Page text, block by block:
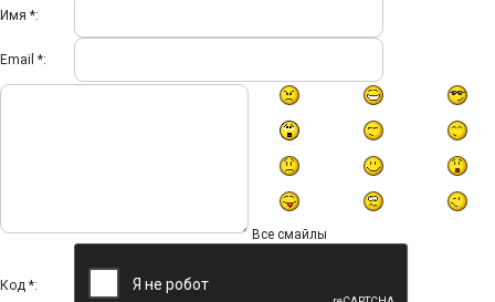
Имя *:
Email *:
Все смайлы
Код *: